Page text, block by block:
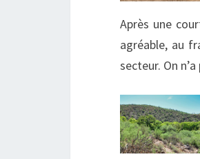
Après une
agréable, au
secteur. On